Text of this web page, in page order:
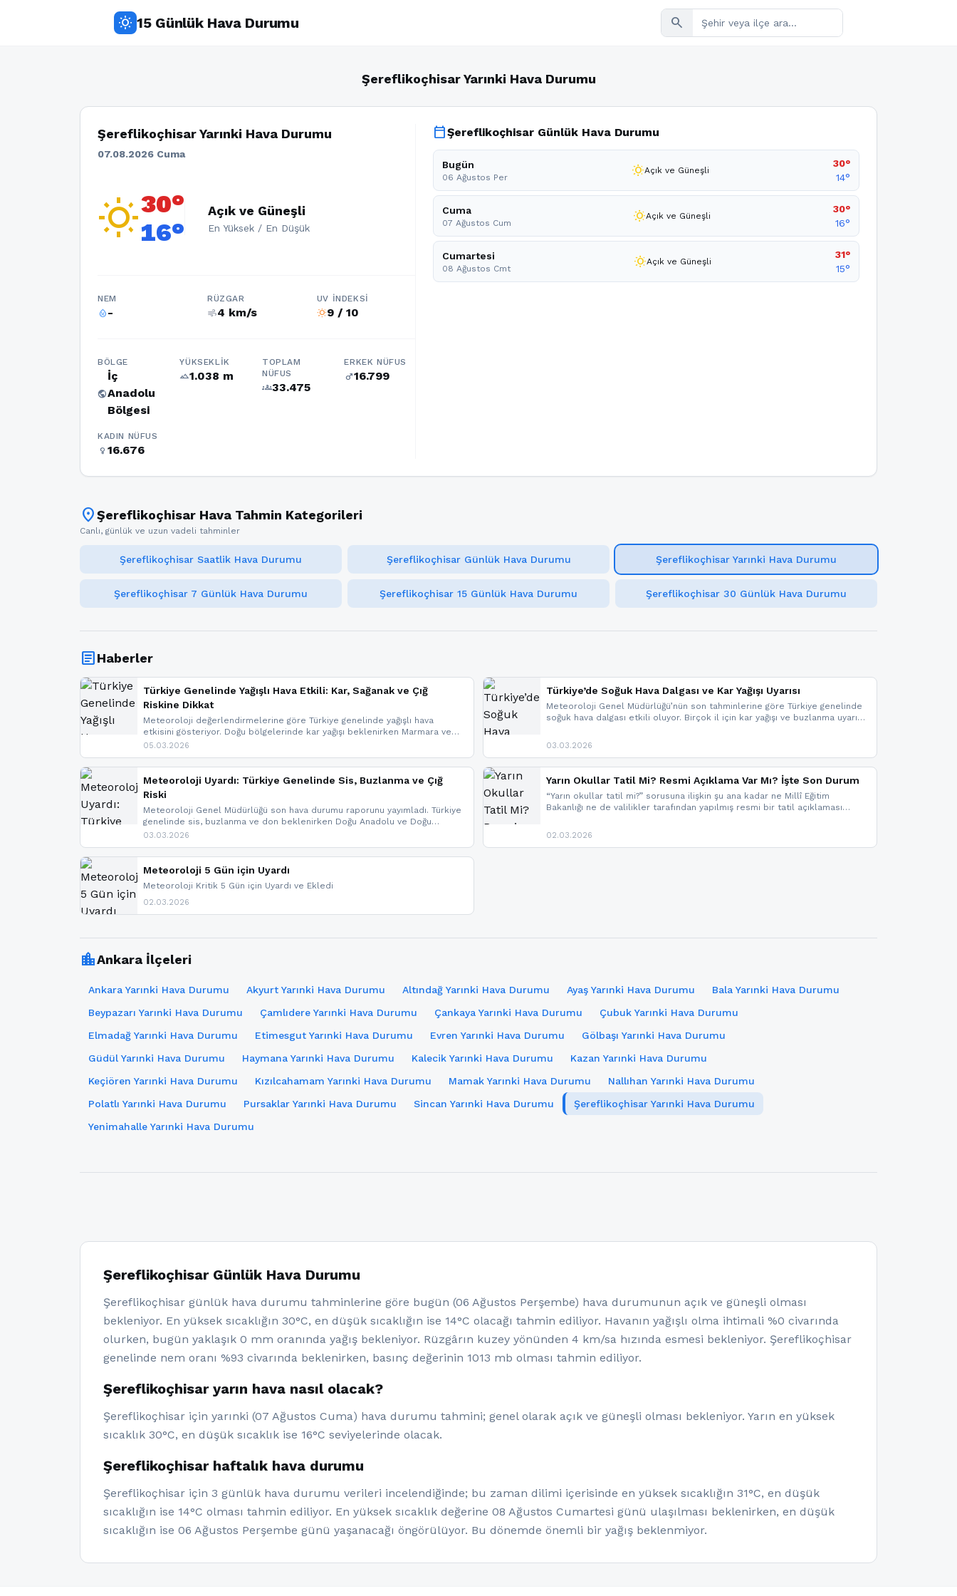
wb_sunny 15 Günlük Hava Durumu search
Şereflikoçhisar Yarınki Hava Durumu
Şereflikoçhisar Yarınki Hava Durumu
07.08.2026 Cuma
wb_sunny30°
16°
Açık ve Güneşli
En Yüksek / En Düşük
NEM
humidity_percentage-
RÜZGAR
air4 km/s
UV İNDEKSI
wb_sunny9 / 10
BÖLGE
public
İç
Anadolu
Bölgesi
YÜKSEKLIK
terrain1.038 m
TOPLAM
NÜFUS
groups33.475
ERKEK NÜFUS
male16.799
KADIN NÜFUS
female 16.676
calendar_todayŞereflikoçhisar Günlük Hava Durumu
Bugün
06 Ağustos Per wb_sunnyAçık ve Güneşli
30°
14°
Cuma
07 Ağustos Cum wb_sunnyAçık ve Güneşli
30°
16°
Cumartesi
08 Ağustos Cmt wb_sunnyAçık ve Güneşli
31°
15°
location_onŞereflikoçhisar Hava Tahmin Kategorileri
Canlı, günlük ve uzun vadeli tahminler
Şereflikoçhisar Saatlik Hava Durumu Şereflikoçhisar Günlük Hava Durumu Şereflikoçhisar Yarınki Hava Durumu
Şereflikoçhisar 7 Günlük Hava Durumu Şereflikoçhisar 15 Günlük Hava Durumu Şereflikoçhisar 30 Günlük Hava Durumu
articleHaberler
Türkiye Genelinde Yağışlı Hava Etkili: Kar, Sağanak ve Çığ
Riskine Dikkat
Meteoroloji değerlendirmelerine göre Türkiye genelinde yağışlı hava
etkisini gösteriyor. Doğu bölgelerinde kar yağışı beklenirken Marmara ve
Kuzey Ege’de sağanak yağmur, yüksek kesimlerde ise çığ tehlikesi
yaşanabileceği belirtiliyor.
05.03.2026
Türkiye’de Soğuk Hava Dalgası ve Kar Yağışı Uyarısı
Meteoroloji Genel Müdürlüğü’nün son tahminlerine göre Türkiye genelinde
soğuk hava dalgası etkili oluyor. Birçok il için kar yağışı ve buzlanma uyarısı
03.03.2026
Meteoroloji Uyardı: Türkiye Genelinde Sis, Buzlanma ve Çığ
Riski
Meteoroloji Genel Müdürlüğü son hava durumu raporunu yayımladı. Türkiye
genelinde sis, buzlanma ve don beklenirken Doğu Anadolu ve Doğu
Karadeniz’in yüksek kesimlerinde çığ riski uyarısı yapıldı. İşte son dakika
03.03.2026
Yarın Okullar Tatil Mi? Resmi Açıklama Var Mı? İşte Son Durum
“Yarın okullar tatil mi?” sorusuna ilişkin şu ana kadar ne Millî Eğitim
Bakanlığı ne de valilikler tarafından yapılmış resmi bir tatil açıklaması
paylaşacağız. En hızlı şekilde haberdar olmak için sitemizi takip edebilir ve
02.03.2026
Meteoroloji 5 Gün için Uyardı
Meteoroloji Kritik 5 Gün için Uyardı ve Ekledi
02.03.2026
location_cityAnkara İlçeleri
Ankara Yarınki Hava Durumu Akyurt Yarınki Hava Durumu Altındağ Yarınki Hava Durumu Ayaş Yarınki Hava Durumu
Bala Yarınki Hava Durumu
Beypazarı Yarınki Hava Durumu
Çamlıdere Yarınki Hava Durumu Çankaya Yarınki Hava Durumu
Çubuk Yarınki Hava Durumu
Elmadağ Yarınki Hava Durumu
Etimesgut Yarınki Hava Durumu Evren Yarınki Hava Durumu
Gölbaşı Yarınki Hava Durumu
Güdül Yarınki Hava Durumu
Haymana Yarınki Hava Durumu Kalecik Yarınki Hava Durumu
Kazan Yarınki Hava Durumu
Keçiören Yarınki Hava Durumu
Kızılcahamam Yarınki Hava Durumu Mamak Yarınki Hava Durumu
Nallıhan Yarınki Hava Durumu
Polatlı Yarınki Hava Durumu
Pursaklar Yarınki Hava Durumu Sincan Yarınki Hava Durumu
Şereflikoçhisar Yarınki Hava Durumu
Yenimahalle Yarınki Hava Durumu
Şereflikoçhisar Günlük Hava Durumu
Şereflikoçhisar günlük hava durumu tahminlerine göre bugün (06 Ağustos Perşembe) hava durumunun açık ve güneşli olması
bekleniyor. En yüksek sıcaklığın 30°C, en düşük sıcaklığın ise 14°C olacağı tahmin ediliyor. Havanın yağışlı olma ihtimali %0 civarında
olurken, bugün yaklaşık 0 mm oranında yağış bekleniyor. Rüzgârın kuzey yönünden 4 km/sa hızında esmesi bekleniyor. Şereflikoçhisar
genelinde nem oranı %93 civarında beklenirken, basınç değerinin 1013 mb olması tahmin ediliyor.
Şereflikoçhisar yarın hava nasıl olacak?
Şereflikoçhisar için yarınki (07 Ağustos Cuma) hava durumu tahmini; genel olarak açık ve güneşli olması bekleniyor. Yarın en yüksek
sıcaklık 30°C, en düşük sıcaklık ise 16°C seviyelerinde olacak.
Şereflikoçhisar haftalık hava durumu
Şereflikoçhisar için 3 günlük hava durumu verileri incelendiğinde; bu zaman dilimi içerisinde en yüksek sıcaklığın 31°C, en düşük
sıcaklığın ise 14°C olması tahmin ediliyor. En yüksek sıcaklık değerine 08 Ağustos Cumartesi günü ulaşılması beklenirken, en düşük
sıcaklığın ise 06 Ağustos Perşembe günü yaşanacağı öngörülüyor. Bu dönemde önemli bir yağış beklenmiyor.